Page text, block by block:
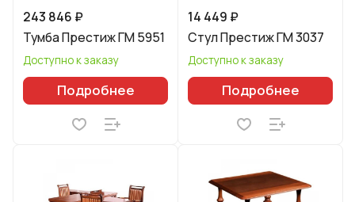
243 846 ₽
Тумба Престиж ГМ 5951
Доступно к заказу
Подробнее
14 449 ₽
Стул Престиж ГМ 3037
Доступно к заказу
Подробнее